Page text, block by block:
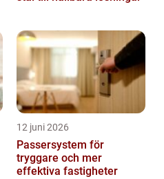
12 juni 2026
Passersystem för
tryggare och mer
effektiva fastigheter